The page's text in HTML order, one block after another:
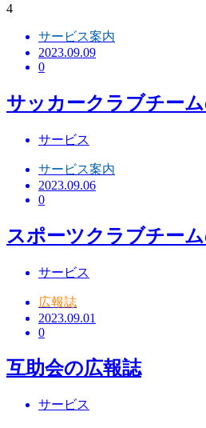
4
サービス案内
2023.09.09
0
サッカークラブチー
サービス
サービス案内
2023.09.06
0
スポーツクラブチー
サービス
広報誌
2023.09.01
0
互助会の広報誌
サービス